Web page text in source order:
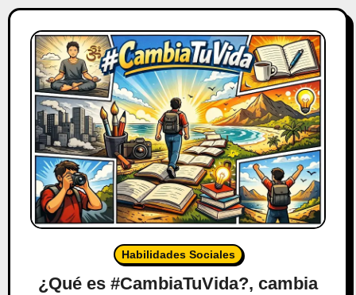
Habilidades Sociales
¿Qué es #CambiaTuVida?, cambia